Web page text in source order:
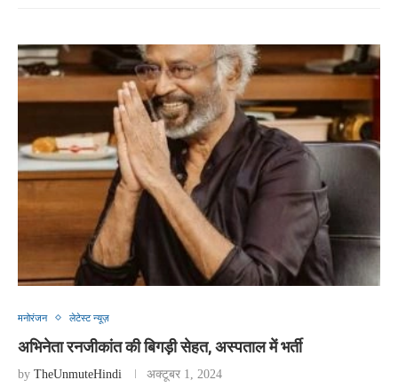
मनोरंजन लेटेस्ट न्यूज़
अभिनेता रनजीकांत की बिगड़ी सेहत, अस्पताल में भर्ती
by TheUnmuteHindi अक्टूबर 1, 2024